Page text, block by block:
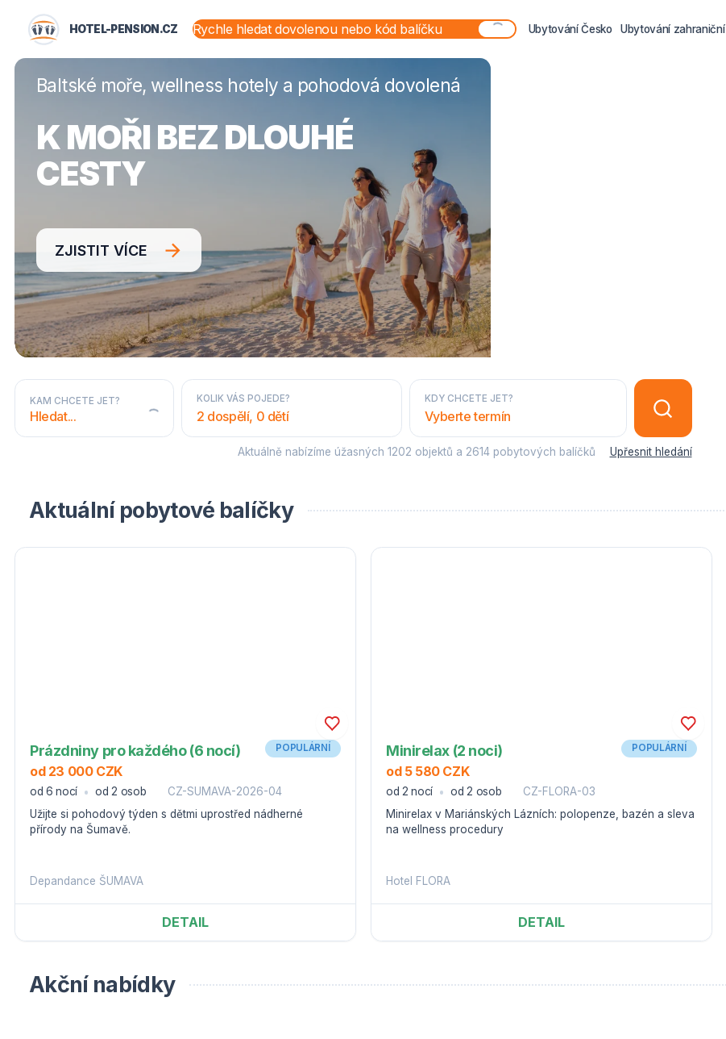
HOTEL-PENSION.CZ Ubytování Česko Ubytování zahraniční
HOTEL-PENSION.CZ
Baltské moře, wellness hotely a pohodová dovolená
K MOŘI BEZ DLOUHÉ
CESTY
ZJISTIT VÍCE
KAM CHCETE JET? KOLIK VÁS POJEDE?
2 dospělí, 0 dětí
KDY CHCETE JET?
Vyberte termín
Aktuálně nabízíme úžasných 1202 objektů a 2614 pobytových balíčků Upřesnit hledání
Aktuální pobytové balíčky
Prázdniny pro každého (6 nocí)
od 23 000 CZK
POPULÁRNÍ
od 6 nocí od 2 osob
CZ-SUMAVA-2026-04
Užijte si pohodový týden s dětmi uprostřed nádherné
přírody na Šumavě.
Depandance ŠUMAVA
DETAIL
Minirelax (2 noci)
od 5 580 CZK
POPULÁRNÍ
od 2 nocí od 2 osob
CZ-FLORA-03
Minirelax v Mariánských Lázních: polopenze, bazén a sleva
na wellness procedury
Hotel FLORA
DETAIL
Akční nabídky